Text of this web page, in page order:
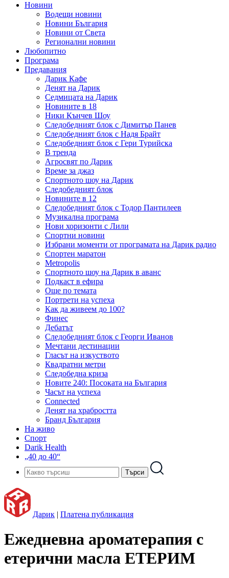
Новини
Водещи новини
Новини България
Новини от Света
Регионални новини
Любопитно
Програма
Предавания
Дарик Кафе
Денят на Дарик
Седмицата на Дарик
Новините в 18
Ники Кънчев Шоу
Следобедният блок с Димитър Панев
Следобедният блок с Надя Брайт
Следобедният блок с Гери Турийска
В тренда
Агросвят по Дарик
Време за джаз
Спортното шоу на Дарик
Следобедният блок
Новините в 12
Следобедният блок с Тодор Пантилеев
Музикална програма
Нови хоризонти с Лили
Спортни новини
Избрани моменти от програмата на Дарик радио
Спортен маратон
Metropolis
Спортното шоу на Дарик в аванс
Подкаст в ефира
Още по темата
Портрети на успеха
Как да живеем до 100?
Финес
Дебатът
Следобедният блок с Георги Иванов
Мечтани дестинации
Гласът на изкуството
Квадратни метри
Следобедна криза
Новите 240: Посоката на България
Часът на успеха
Connected
Денят на храбростта
Бранд България
На живо
Спорт
Darik Health
„40 до 40“
Дарик | Платена публикация
Ежедневна ароматерапия с
етерични масла ЕТЕРИМ